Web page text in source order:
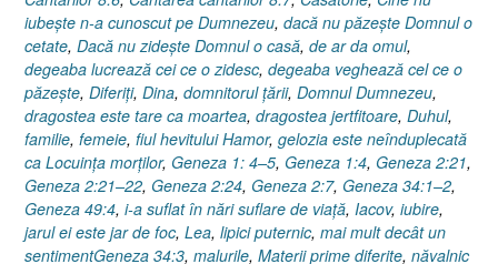
iubeşte n-a cunoscut pe Dumnezeu, dacă nu păzeşte Domnul o
cetate, Dacă nu zideşte Domnul o casă, de ar da omul,
degeaba lucrează cei ce o zidesc, degeaba veghează cel ce o
păzeşte, Diferiţi, Dina, domnitorul ţării, Domnul Dumnezeu,
dragostea este tare ca moartea, dragostea jertfitoare, Duhul,
familie, femeie, fiul hevitului Hamor, gelozia este neînduplecată
ca Locuinţa morţilor, Geneza 1: 4–5, Geneza 1:4, Geneza 2:21,
Geneza 2:21–22, Geneza 2:24, Geneza 2:7, Geneza 34:1–2,
Geneza 49:4, i-a suflat în nări suflare de viaţă, Iacov, iubire,
jarul ei este jar de foc, Lea, lipici puternic, mai mult decât un
sentimentGeneza 34:3, malurile, Materii prime diferite, năvalnic